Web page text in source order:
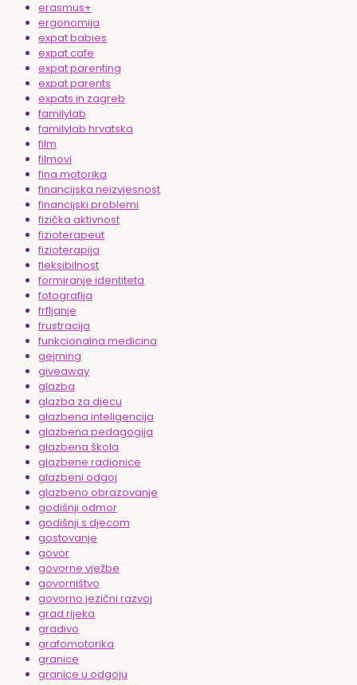
erasmus+
ergonomija
expat babies
expat cafe
expat parenting
expat parents
expats in zagreb
familylab
familylab hrvatska
film
filmovi
fina motorika
financijska neizvjesnost
financijski problemi
fizička aktivnost
fizioterapeut
fizioterapija
fleksibilnost
formiranje identiteta
fotografija
frfljanje
frustracija
funkcionalna medicina
gejming
giveaway
glazba
glazba za djecu
glazbena inteligencija
glazbena pedagogija
glazbena škola
glazbene radionice
glazbeni odgoj
glazbeno obrazovanje
godišnji odmor
godišnji s djecom
gostovanje
govor
govorne vježbe
govorništvo
govorno jezični razvoj
grad rijeka
gradivo
grafomotorika
granice
granice u odgoju